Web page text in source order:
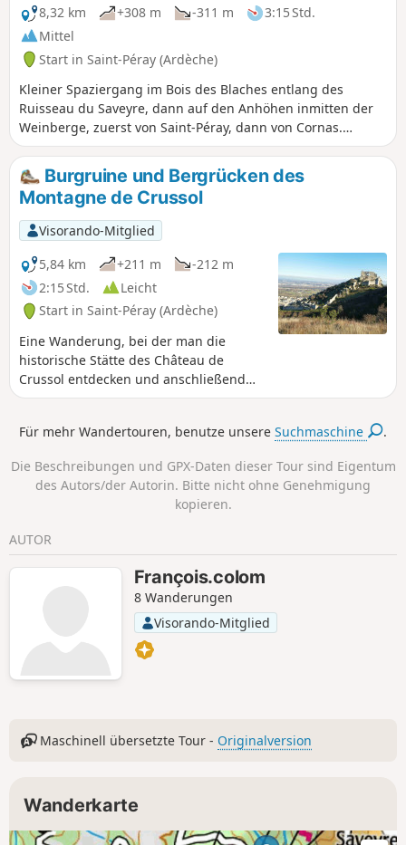
8,32 km
+308 m -311 m
3:15 Std.
Mittel
Start in Saint-Péray (Ardèche)
Kleiner Spaziergang im Bois des Blaches entlang des
Ruisseau du Saveyre, dann auf den Anhöhen inmitten der
Weinberge, zuerst von Saint-Péray, dann von Cornas.
Rückweg über den Weg, der Cornas mit Saint-Péray
verbindet. Achtung: Aufgrund der Umleitungsarbeiten in
St. Péray ist die Rückkehr zwischen den Punkten 10 und 11
vorübergehend nicht möglich. Folgen Sie der D 86 auf dem
Fuß- und Radweg, um direkt zu Punkt 11 zu gelangen.
Burgruine und Bergrücken des
Montagne de Crussol
Visorando-Mitglied
5,84 km
+211 m
-212 m
2:15 Std.
Leicht
Start in Saint-Péray (Ardèche)
Eine Wanderung, bei der man die
historische Stätte des Château de
Crussol entdecken und anschließend
auf dem Kamm weiterwandern kann,
Steineichen mit Ausblicken auf das
die Ausläufer des Vercors und der
Ardèche abwechselt.
Für mehr Wandertouren, benutze unsereSuchmaschine .
Die Beschreibungen und GPX-Daten dieser Tour sind Eigentum
des Autors/der Autorin. Bitte nicht ohne Genehmigung
kopieren.
AUTOR
François.colom
8 Wanderungen
Visorando-Mitglied
Maschinell übersetzte Tour - Originalversion
Wanderkarte